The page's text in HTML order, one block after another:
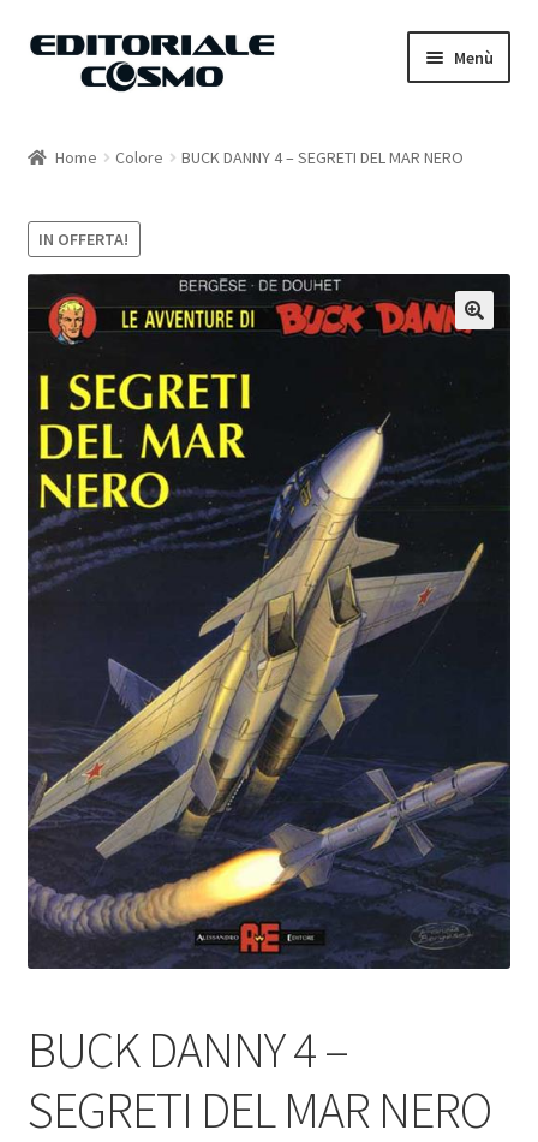
Vai
Vai
Menù
Carrello
Il mio account
Home Colore BUCK DANNY 4 – SEGRETI DEL MAR NERO
IN OFFERTA!
BUCK DANNY 4 –
SEGRETI DEL MAR NERO